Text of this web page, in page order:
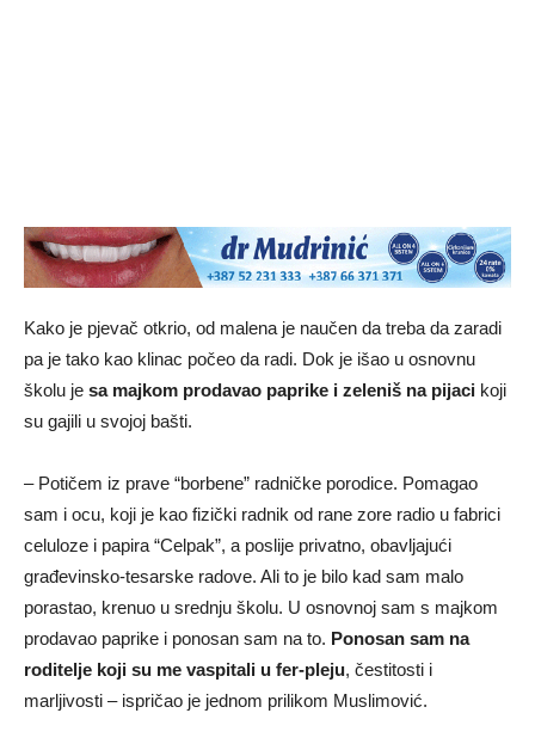
Kako je pjevač otkrio, od malena je naučen da treba da zaradi
pa je tako kao klinac počeo da radi. Dok je išao u osnovnu
školu je sa majkom prodavao paprike i zeleniš na pijaci koji
su gajili u svojoj bašti.
– Potičem iz prave “borbene” radničke porodice. Pomagao
sam i ocu, koji je kao fizički radnik od rane zore radio u fabrici
celuloze i papira “Celpak”, a poslije privatno, obavljajući
građevinsko-tesarske radove. Ali to je bilo kad sam malo
porastao, krenuo u srednju školu. U osnovnoj sam s majkom
prodavao paprike i ponosan sam na to. Ponosan sam na
roditelje koji su me vaspitali u fer-pleju, čestitosti i
marljivosti – ispričao je jednom prilikom Muslimović.